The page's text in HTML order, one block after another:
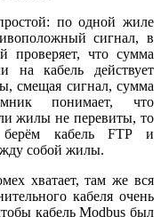
по одной жиле
сигнал, в
проверяет, что сумма
на кабель действует
смещая сигнал, сумма
понимает, что
жилы не перевиты, то
берём кабель FTP и
собой жилы.
хватает, там же вся
кабеля очень
кабель Modbus был